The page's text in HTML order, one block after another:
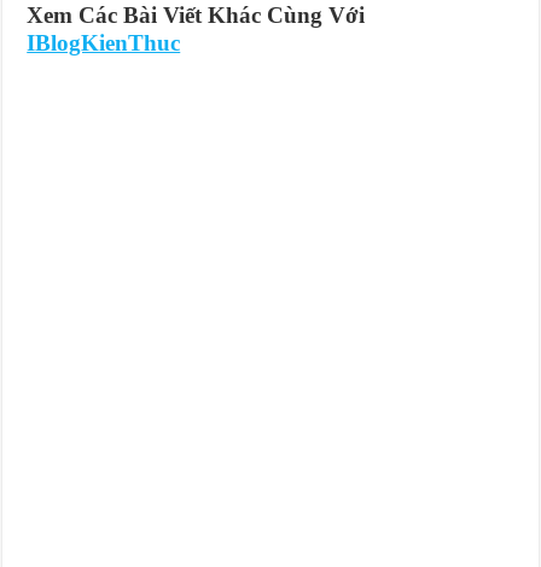
Xem Các Bài Viết Khác Cùng Với
IBlogKienThuc